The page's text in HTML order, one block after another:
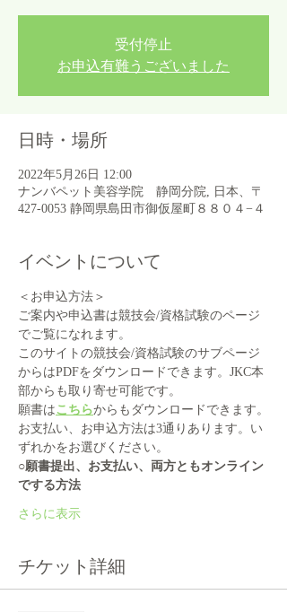
受付停止
お申込有難うございました
日時・場所
2022年5月26日 12:00
ナンバペット美容学院 静岡分院, 日本、〒
427-0053 静岡県島田市御仮屋町８８０４−４
イベントについて
＜お申込方法＞
ご案内や申込書は競技会/資格試験のページ
でご覧になれます。
このサイトの競技会/資格試験のサブページ
からはPDFをダウンロードできます。JKC本
部からも取り寄せ可能です。
願書はこちらからもダウンロードできます。
お支払い、お申込方法は3通りあります。い
ずれかをお選びください。
○願書提出、お支払い、両方ともオンライン
でする方法
さらに表示
チケット詳細